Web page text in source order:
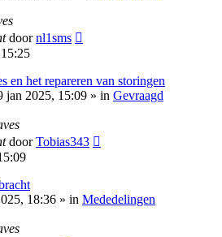
doornl1sms
en het repareren van storingen
jan 2025, 15:09 » in Gevraagd
doorTobias343
18:36 » in Mededelingen